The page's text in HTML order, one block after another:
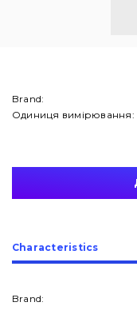
About Us
Contacts
Brand:
Одиниця вимірювання:
Сharacteristics
Brand: